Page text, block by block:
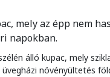
mely az épp nem
napokban.
álló kupac, mely
növényültetés